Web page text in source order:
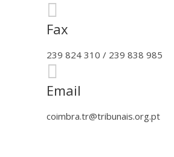
Fax
239 824 310 / 239 838 985
Email
coimbra.tr@tribunais.org.pt